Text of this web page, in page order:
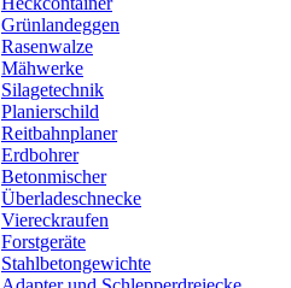
Grünlandeggen
Rasenwalze
Mähwerke
Silagetechnik
Planierschild
Reitbahnplaner
Erdbohrer
Betonmischer
Überladeschnecke
Viereckraufen
Forstgeräte
Stahlbetongewichte